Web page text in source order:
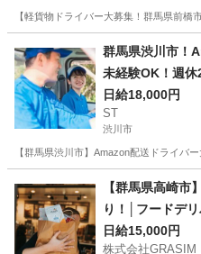
【軽貨物ドライバー大募集！群馬県前
ドライバー
群馬県渋川市！
未経験OK！週
稼ぐ！
日給18,000円
ST
渋川市
【群馬県渋川市】Amazon配送ドライ
ドライバー
【群馬県高崎市
り！│フードデ
日給15,000円
株式会社GRASIM